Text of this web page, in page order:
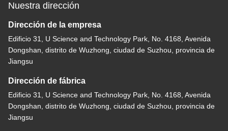
Nuestra dirección
Dirección de la empresa
Edificio 31, U Science and Technology Park, No. 4168, Avenida
Dongshan, distrito de Wuzhong, ciudad de Suzhou, provincia de
Jiangsu
Dirección de fábrica
Edificio 31, U Science and Technology Park, No. 4168, Avenida
Dongshan, distrito de Wuzhong, ciudad de Suzhou, provincia de
Jiangsu